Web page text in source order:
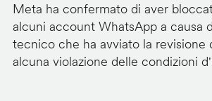
Meta ha confermato di aver
alcuni account WhatsApp a causa
tecnico che ha avviato la revisione
alcuna violazione delle condizioni